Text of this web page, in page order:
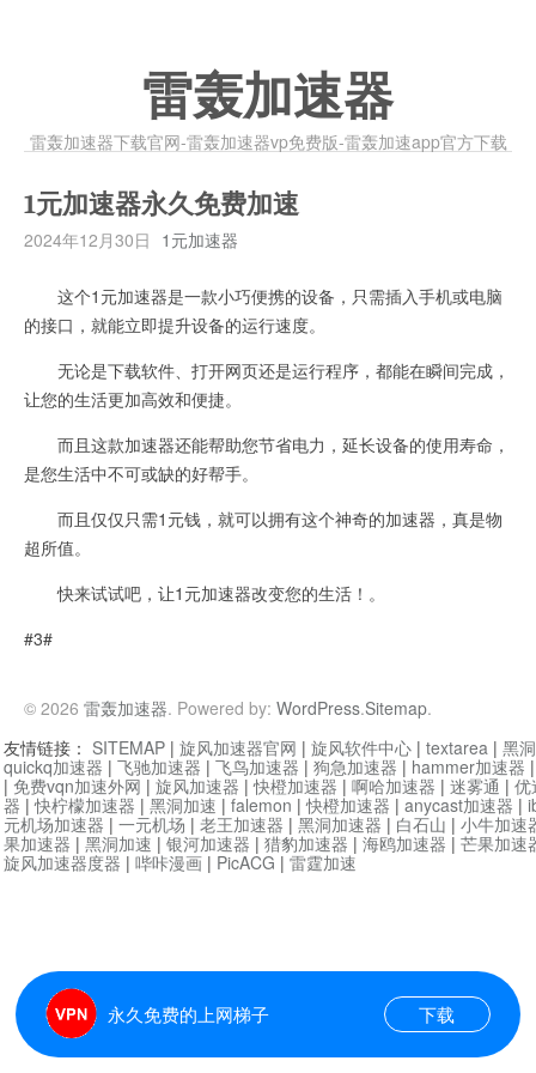
雷轰加速器
雷轰加速器下载官网-雷轰加速器vp免费版-雷轰加速app官方下载
1元加速器永久免费加速
2024年12月30日 1元加速器
这个1元加速器是一款小巧便携的设备，只需插入手机或电脑
的接口，就能立即提升设备的运行速度。
无论是下载软件、打开网页还是运行程序，都能在瞬间完成，
让您的生活更加高效和便捷。
而且这款加速器还能帮助您节省电力，延长设备的使用寿命，
是您生活中不可或缺的好帮手。
而且仅仅只需1元钱，就可以拥有这个神奇的加速器，真是物
超所值。
快来试试吧，让1元加速器改变您的生活！。
#3#
© 2026 雷轰加速器. Powered by: WordPress.Sitemap.
永久免费的上网梯子 下载
友情链接： SITEMAP | 旋风加速器官网 | 旋风软件中心 | textarea | 黑
quickq加速器 | 飞驰加速器 | 飞鸟加速器 | 狗急加速器 | hammer加速器
| 免费vqn加速外网 | 旋风加速器 |快橙加速器 | 啊哈加速器 | 迷雾通 | 优
器 |快柠檬加速器 | 黑洞加速 | falemon |快橙加速器 | anycast加速器 |
元机场加速器 | 一元机场 | 老王加速器 | 黑洞加速器 | 白石山 | 小牛加速
果加速器 | 黑洞加速 | 银河加速器 | 猎豹加速器 | 海鸥加速器 | 芒果加速
旋风加速器度器 | 哔咔漫画 | PicACG | 雷霆加速